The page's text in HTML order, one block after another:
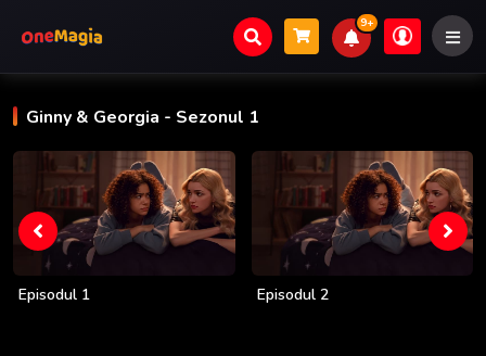
9+
Ginny & Georgia - Sezonul 1
Episodul 1 Episodul 2